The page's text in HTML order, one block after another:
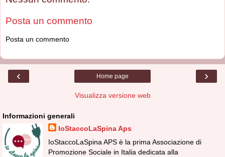
Posta un commento
Posta un commento
‹ ›
Home page
Visualizza versione web
Informazioni generali
IoStaccoLaSpina Aps
IoStaccoLaSpina APS è la prima Associazione di
Promozione Sociale in Italia dedicata alla